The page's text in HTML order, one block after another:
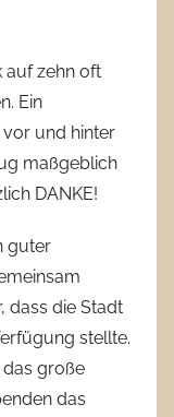
auf zehn oft
Ein
und hinter
maßgeblich
DANKE!
guter
dass die Stadt
stellte.
große
das